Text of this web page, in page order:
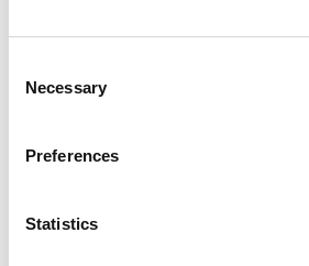
Selection
Necessary
Preferences
Statistics
Danceability dal 2001. Frequenta
Improvisation con Laura Scudella,
Guillaumet; studia con Elena